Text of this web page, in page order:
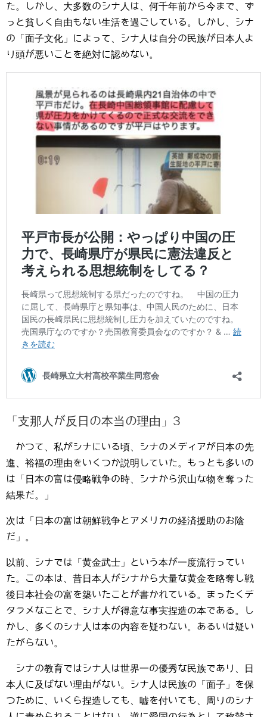
た。しかし、大多数のシナ人は、何千年前から今まで、ず
っと貧しく自由もない生活を過ごしている。しかし、シナ
の「面子文化」によって、シナ人は自分の民族が日本人よ
り頭が悪いことを絶対に認めない。
「支那人が反日の本当の理由」3
かつて、私がシナにいる頃、シナのメディアが日本の先
進、裕福の理由をいくつか説明していた。もっとも多いの
は「日本の富は侵略戦争の時、シナから沢山な物を奪った
結果だ。」
次は「日本の富は朝鮮戦争とアメリカの経済援助のお陰
だ」。
以前、シナでは「黄金武士」という本が一度流行ってい
た。この本は、昔日本人がシナから大量な黄金を略奪し戦
後日本社会の富を築いたことが書かれている。まったくデ
タラメなことで、シナ人が得意な事実捏造の本である。し
かし、多くのシナ人は本の内容を疑わない。あるいは疑い
たがらない。
シナの教育ではシナ人は世界一の優秀な民族であり、日
本人に及ばない理由がない。シナ人は民族の「面子」を保
つために、いくら捏造しても、嘘を付いても、周りのシナ